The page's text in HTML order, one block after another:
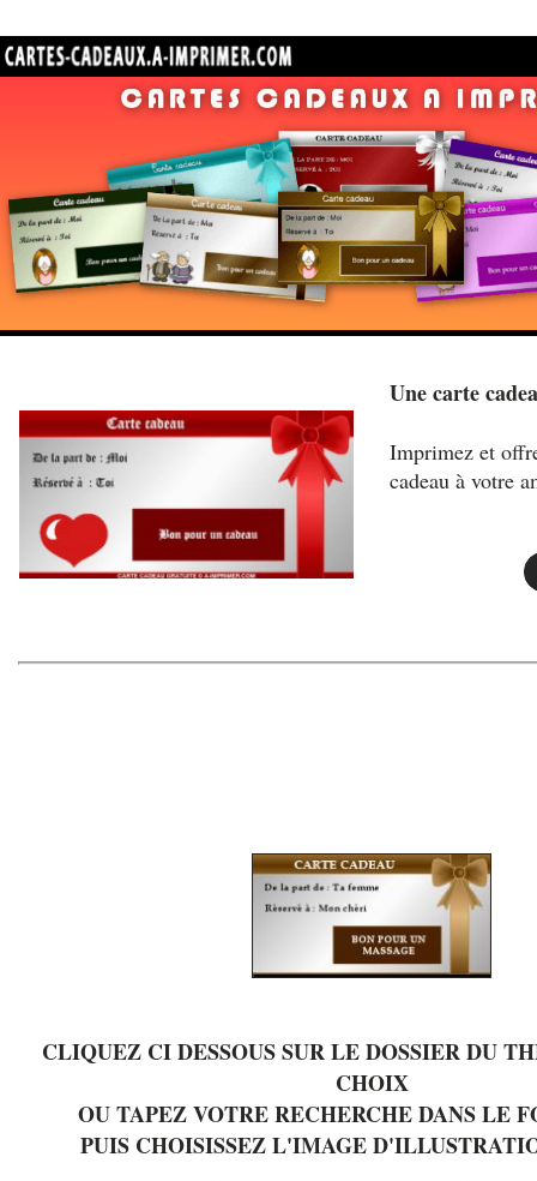
Une carte
Imprimez et
cadeau à votre
CLIQUEZ CI DESSOUS SUR LE DOSSIER DU
CHOIX
OU TAPEZ VOTRE RECHERCHE DANS LE
PUIS CHOISISSEZ L'IMAGE